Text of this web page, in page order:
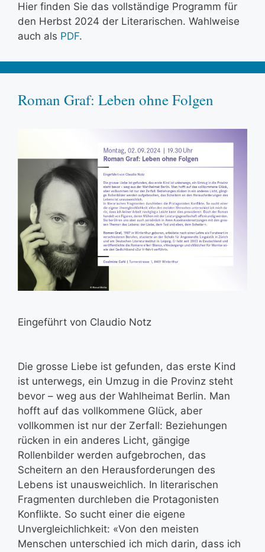
Hier finden Sie das vollständige Programm für
den Herbst 2024 der Literarischen. Wahlweise
auch als PDF.
Roman Graf: Leben ohne Folgen
Eingeführt von Claudio Notz
Die grosse Liebe ist gefunden, das erste Kind
ist unterwegs, ein Umzug in die Provinz steht
bevor – weg aus der Wahlheimat Berlin. Man
hofft auf das vollkommene Glück, aber
vollkommen ist nur der Zerfall: Beziehungen
rücken in ein anderes Licht, gängige
Rollenbilder werden aufgebrochen, das
Scheitern an den Herausforderungen des
Lebens ist unausweichlich. In literarischen
Fragmenten durchleben die Protagonisten
Konflikte. So sucht einer die eigene
Unvergleichlichkeit: «Von den meisten
Menschen unterschied ich mich darin, dass ich